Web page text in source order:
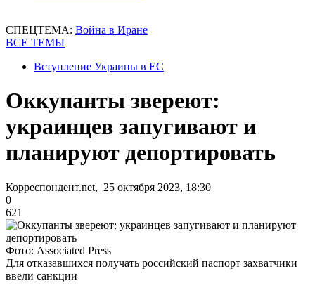
СПЕЦТЕМА: Война в Иране
ВСЕ ТЕМЫ
Вступление Украины в ЕС
Оккупанты звереют:
украинцев запугивают и
планируют депортировать
Корреспондент.net, 25 октября 2023, 18:30
0
621
Фото: Associated Press
Для отказавшихся получать российский паспорт захватчики
ввели санкции